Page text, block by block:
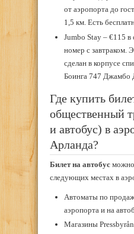
от аэропорта до
1,5 км. Есть
Jumbo Stay – €115 в
номер с завтраком.
сделан в корпусе
Боинга 747 Джамбо
Где купить
общественный
и автобус) в
Арланда?
Билет на автобус
следующих местах в
Автоматы по
аэропорта и на
Магазины